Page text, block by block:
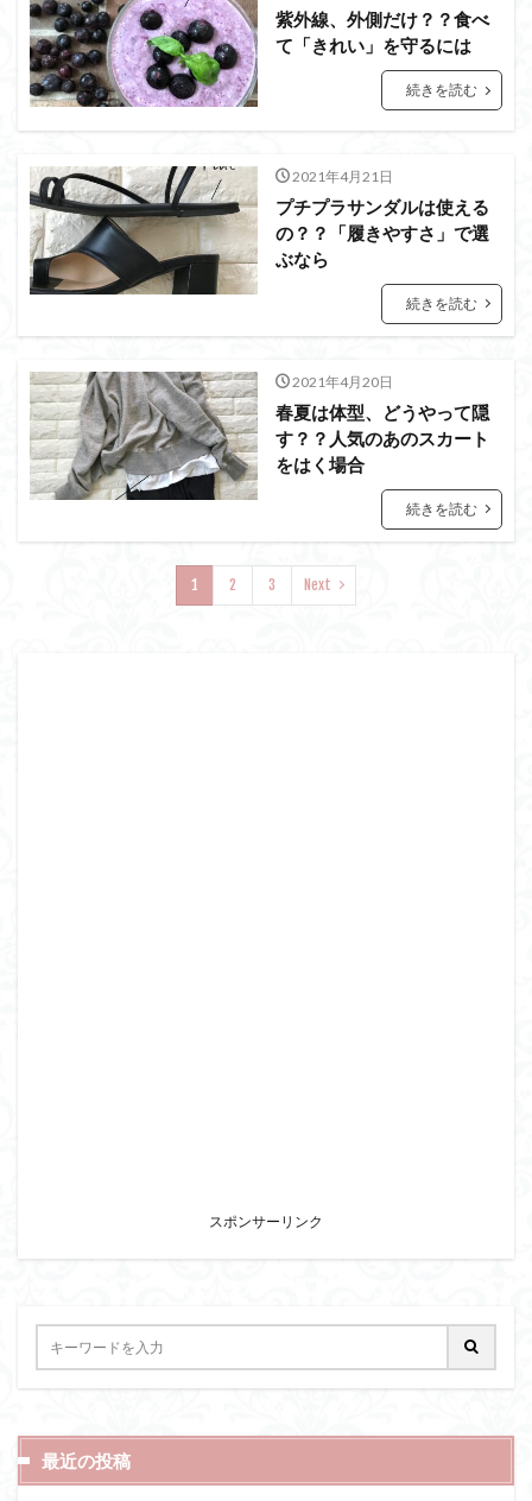
紫外線、外側だけ？？食べ
て「きれい」を守るには
続きを読む
2021年4月21日
プチプラサンダルは使える
の？？「履きやすさ」で選
ぶなら
続きを読む
2021年4月20日
春夏は体型、どうやって隠
す？？人気のあのスカート
をはく場合
続きを読む
1 2 3 Next
スポンサーリンク
最近の投稿